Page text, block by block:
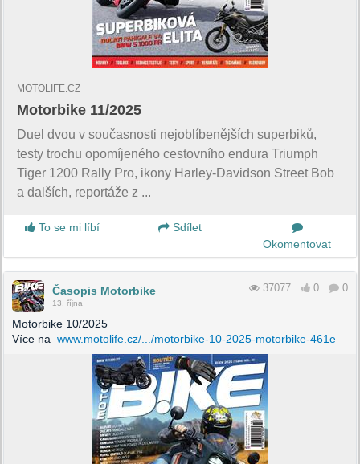
MOTOLIFE.CZ
Motorbike 11/2025
Duel dvou v současnosti nejoblíbenějších superbiků,
testy trochu opomíjeného cestovního endura Triumph
Tiger 1200 Rally Pro, ikony Harley-Davidson Street Bob
a dalších, reportáže z ...
To se mi líbí
Sdílet
Okomentovat
Časopis Motorbike
13. října
37077 0 0
Motorbike 10/2025
Více na www.motolife.cz/.../motorbike-10-2025-motorbike-461e